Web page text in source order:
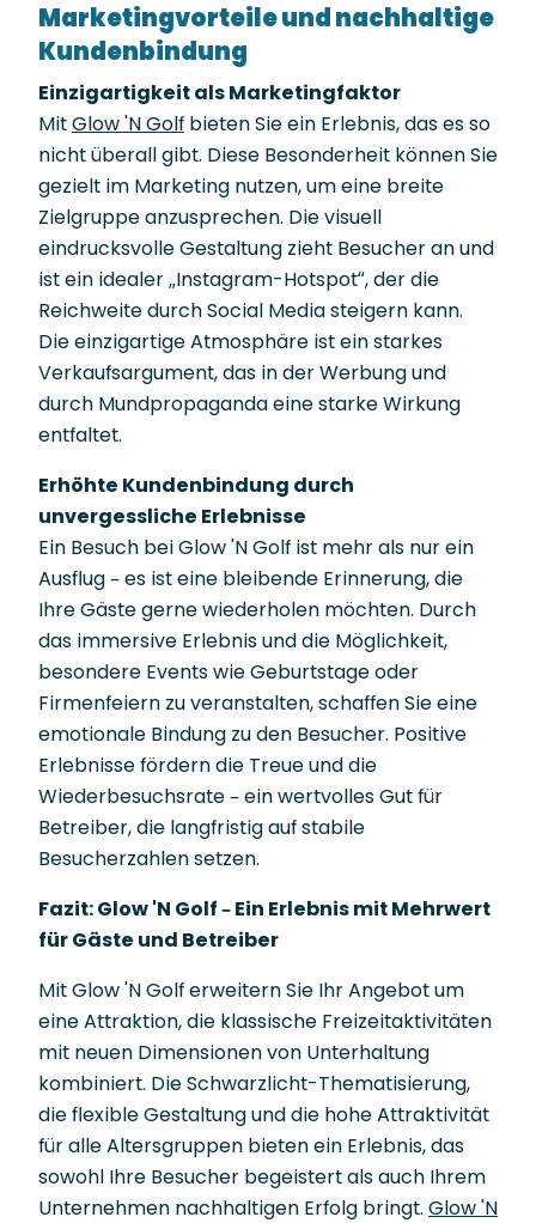
Marketingvorteile und nachhaltige
Kundenbindung
Einzigartigkeit als Marketingfaktor
MitGlow 'N Golf bieten Sie ein Erlebnis, das es so
nicht überall gibt. Diese Besonderheit können Sie
gezielt im Marketing nutzen, um eine breite
Zielgruppe anzusprechen. Die visuell
eindrucksvolle Gestaltung zieht Besucher an und
ist ein idealer „Instagram-Hotspot“, der die
Reichweite durch Social Media steigern kann.
Die einzigartige Atmosphäre ist ein starkes
Verkaufsargument, das in der Werbung und
durch Mundpropaganda eine starke Wirkung
entfaltet.
Erhöhte Kundenbindung durch
unvergessliche Erlebnisse
Ein Besuch bei Glow 'N Golf ist mehr als nur ein
Ausflug – es ist eine bleibende Erinnerung, die
Ihre Gäste gerne wiederholen möchten. Durch
das immersive Erlebnis und die Möglichkeit,
besondere Events wie Geburtstage oder
Firmenfeiern zu veranstalten, schaffen Sie eine
emotionale Bindung zu den Besucher. Positive
Erlebnisse fördern die Treue und die
Wiederbesuchsrate – ein wertvolles Gut für
Betreiber, die langfristig auf stabile
Besucherzahlen setzen.
Fazit: Glow 'N Golf – Ein Erlebnis mit Mehrwert
für Gäste und Betreiber
Mit Glow 'N Golf erweitern Sie Ihr Angebot um
eine Attraktion, die klassische Freizeitaktivitäten
mit neuen Dimensionen von Unterhaltung
kombiniert. Die Schwarzlicht-Thematisierung,
die flexible Gestaltung und die hohe Attraktivität
für alle Altersgruppen bieten ein Erlebnis, das
sowohl Ihre Besucher begeistert als auch Ihrem
Unternehmen nachhaltigen Erfolg bringt. Glow 'N